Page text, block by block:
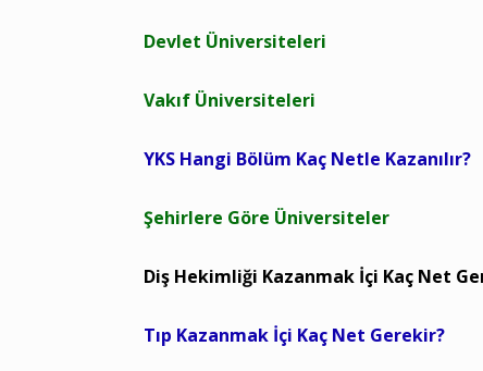
Devlet Üniversiteleri
Vakıf Üniversiteleri
YKS Hangi Bölüm Kaç Netle Kazanılır?
Şehirlere Göre Üniversiteler
Diş Hekimliği Kazanmak İçi Kaç Net
Tıp Kazanmak İçi Kaç Net Gerekir?